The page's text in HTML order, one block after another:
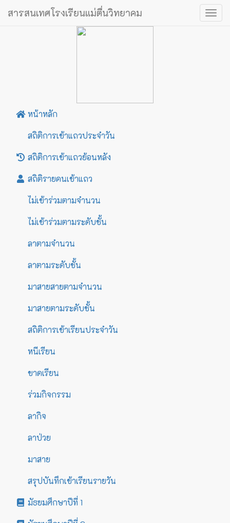
สารสนเทศโรงเรียนแม่ตื่นวิทยาคม
หน้าหลัก
สถิติการเข้าแถวประจำวัน
สถิติการเข้าแถวย้อนหลัง
สถิติรายคนเข้าแถว
ไม่เข้าร่วมตามจำนวน
ไม่เข้าร่วมตามระดับชั้น
ลาตามจำนวน
ลาตามระดับชั้น
มาสายสายตามจำนวน
มาสายตามระดับชั้น
สถิติการเข้าเรียนประจำวัน
หนีเรียน
ขาดเรียน
ร่วมกิจกรรม
ลากิจ
ลาป่วย
มาสาย
สรุปบันทึกเข้าเรียนรายวัน
มัธยมศึกษาปีที่ 1